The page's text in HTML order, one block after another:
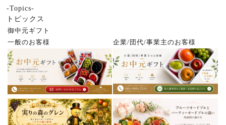
-Topics-
トピックス
御中元ギフト
一般のお客様
企業/団代/事業主のお客様